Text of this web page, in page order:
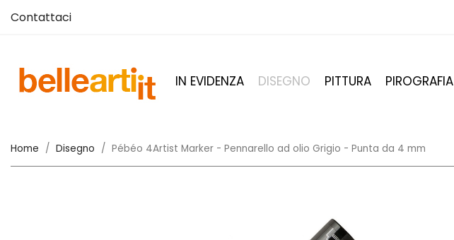
Contattaci
IN EVIDENZA DISEGNO PITTURA PIROGRAFIA
Home Disegno Pébéo 4Artist Marker - Pennarello ad olio Grigio - Punta da 4 mm